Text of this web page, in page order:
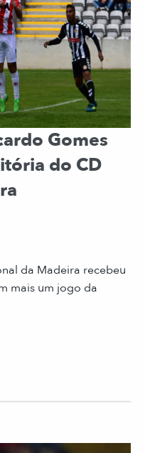
Gomes
do CD
da Madeira recebeu
mais um jogo da